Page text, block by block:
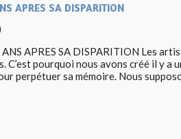
APRES SA DISPARITION
APRES SA DISPARITION Les
pourquoi nous avons créé il y a
perpétuer sa mémoire. Nous